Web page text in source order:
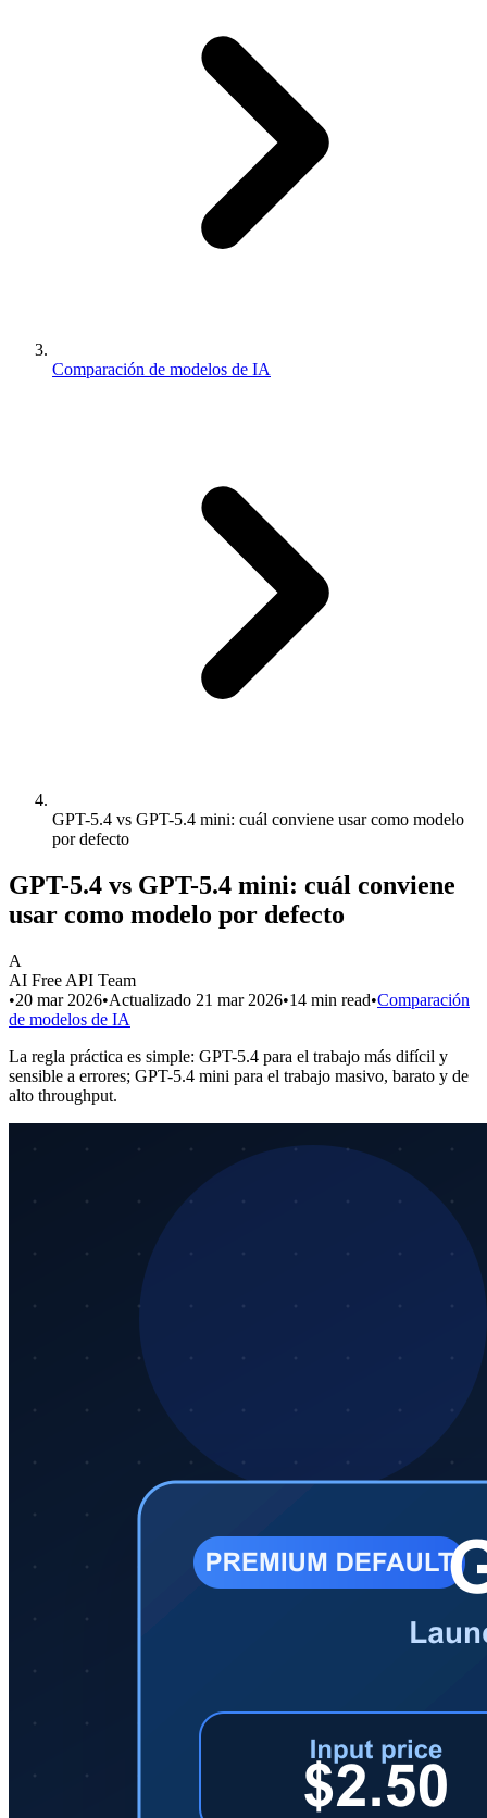
Comparación de modelos de IA
GPT-5.4 vs GPT-5.4 mini: cuál conviene usar como modelo
por defecto
GPT-5.4 vs GPT-5.4 mini: cuál conviene
usar como modelo por defecto
A
AI Free API Team
•20 mar 2026•Actualizado 21 mar 2026•14 min read•Comparación
de modelos de IA
La regla práctica es simple: GPT-5.4 para el trabajo más difícil y
sensible a errores; GPT-5.4 mini para el trabajo masivo, barato y de
alto throughput.